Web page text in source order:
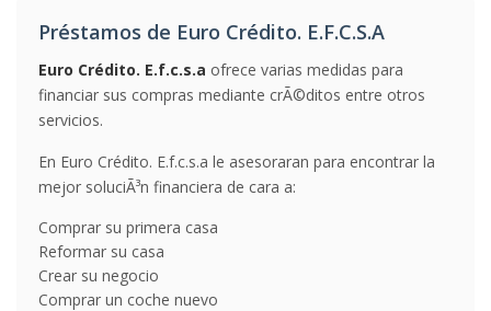
Préstamos de Euro Crédito. E.F.C.S.A
Euro Crédito. E.f.c.s.a ofrece varias medidas para
financiar sus compras mediante crÃ©ditos entre otros
servicios.
En Euro Crédito. E.f.c.s.a le asesoraran para encontrar la
mejor soluciÃ³n financiera de cara a:
Comprar su primera casa
Reformar su casa
Crear su negocio
Comprar un coche nuevo